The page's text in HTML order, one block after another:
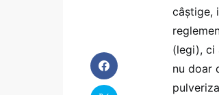
câștige,
(legi), ci
nu doar